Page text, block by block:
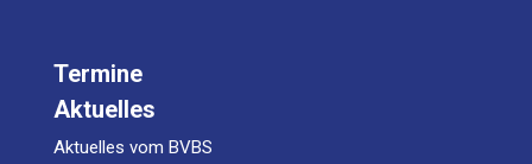
Termine
Aktuelles
Aktuelles vom BVBS